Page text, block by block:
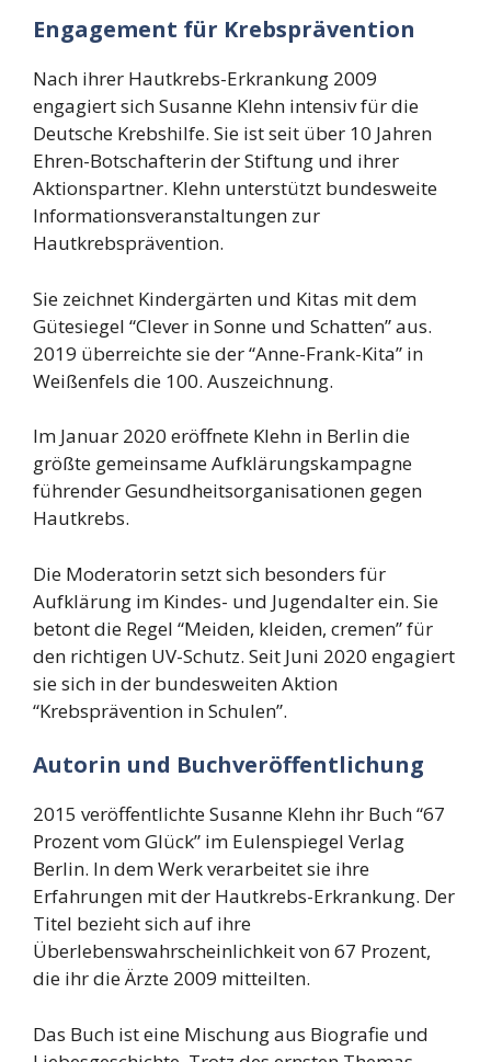
Engagement für Krebsprävention
Nach ihrer Hautkrebs-Erkrankung 2009
engagiert sich Susanne Klehn intensiv für die
Deutsche Krebshilfe. Sie ist seit über 10 Jahren
Ehren-Botschafterin der Stiftung und ihrer
Aktionspartner. Klehn unterstützt bundesweite
Informationsveranstaltungen zur
Hautkrebsprävention.
Sie zeichnet Kindergärten und Kitas mit dem
Gütesiegel “Clever in Sonne und Schatten” aus.
2019 überreichte sie der “Anne-Frank-Kita” in
Weißenfels die 100. Auszeichnung.
Im Januar 2020 eröffnete Klehn in Berlin die
größte gemeinsame Aufklärungskampagne
führender Gesundheitsorganisationen gegen
Hautkrebs.
Die Moderatorin setzt sich besonders für
Aufklärung im Kindes- und Jugendalter ein. Sie
betont die Regel “Meiden, kleiden, cremen” für
den richtigen UV-Schutz. Seit Juni 2020 engagiert
sie sich in der bundesweiten Aktion
“Krebsprävention in Schulen”.
Autorin und Buchveröffentlichung
2015 veröffentlichte Susanne Klehn ihr Buch “67
Prozent vom Glück” im Eulenspiegel Verlag
Berlin. In dem Werk verarbeitet sie ihre
Erfahrungen mit der Hautkrebs-Erkrankung. Der
Titel bezieht sich auf ihre
Überlebenswahrscheinlichkeit von 67 Prozent,
die ihr die Ärzte 2009 mitteilten.
Das Buch ist eine Mischung aus Biografie und